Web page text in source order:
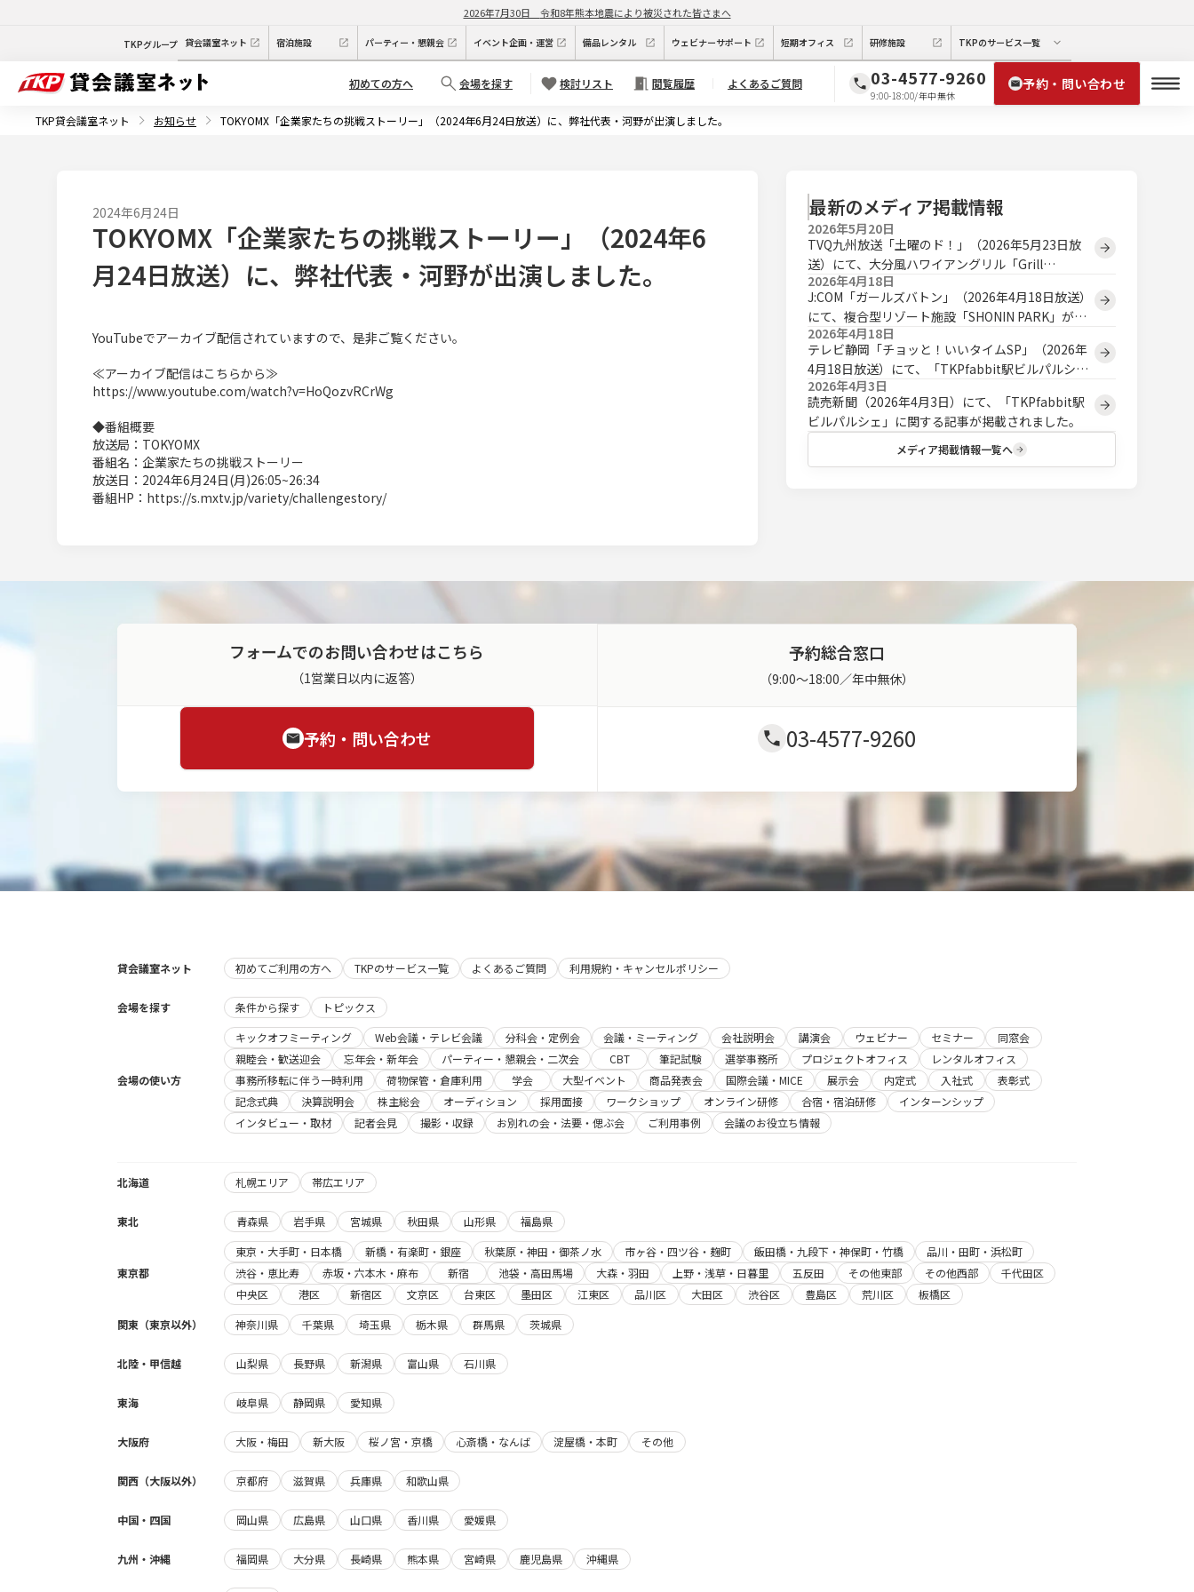
2026年7月30日 令和8年熊本地震により被災された皆さまへ
TKPグループ 貸会議室ネット 宿泊施設 パーティー・懇親会 イベント企画・運営 備品レンタル ウェビナーサポート 短期オフィス 研修施設 TKPのサービス一覧
初めての方へ 会場を探す 検討リスト 閲覧履歴 よくあるご質問 03-4577-9260
9:00-18:00/年中無休
予約・問い合わせ
TKP貸会議室ネット お知らせ TOKYOMX「企業家たちの挑戦ストーリー」（2024年6月24日放送）に、弊社代表・河野が出演しました。
2024年6月24日
TOKYOMX「企業家たちの挑戦ストーリー」（2024年6
月24日放送）に、弊社代表・河野が出演しました。
YouTubeでアーカイブ配信されていますので、是非ご覧ください。
≪アーカイブ配信はこちらから≫
https://www.youtube.com/watch?v=HoQozvRCrWg
◆番組概要
放送局：TOKYOMX
番組名：企業家たちの挑戦ストーリー
放送日：2024年6月24日(月)26:05~26:34
番組HP：https://s.mxtv.jp/variety/challengestory/
最新のメディア掲載情報
2026年5月20日
TVQ九州放送「土曜のド！」（2026年5月23日放
送）にて、大分風ハワイアングリル「Grill
Takka」が取り上げられます。
2026年4月18日
J:COM「ガールズバトン」（2026年4月18日放送）
にて、複合型リゾート施設「SHONIN PARK」が取
り上げられました。
2026年4月18日
テレビ静岡「チョッと！いいタイムSP」（2026年
4月18日放送）にて、「TKPfabbit駅ビルパルシ
ェ」が取り上げられました。
2026年4月3日
読売新聞（2026年4月3日）にて、「TKPfabbit駅
ビルパルシェ」に関する記事が掲載されました。
メディア掲載情報一覧へ
フォームでのお問い合わせはこちら
（1営業日以内に返答）
予約・問い合わせ
予約総合窓口
（9:00～18:00／年中無休）
03-4577-9260
貸会議室ネット 初めてご利用の方へ TKPのサービス一覧 よくあるご質問 利用規約・キャンセルポリシー
会場を探す 条件から探す トピックス
会場の使い方
キックオフミーティング Web会議・テレビ会議 分科会・定例会 会議・ミーティング 会社説明会 講演会 ウェビナー セミナー
同窓会
親睦会・歓送迎会
忘年会・新年会 パーティー・懇親会・二次会 CBT 筆記試験 選挙事務所 プロジェクトオフィス
レンタルオフィス
事務所移転に伴う一時利用
荷物保管・倉庫利用 学会 大型イベント 商品発表会 国際会議・MICE 展示会 内定式 入社式
表彰式
記念式典
決算説明会 株主総会 オーディション 採用面接 ワークショップ オンライン研修 合宿・宿泊研修
インターンシップ
インタビュー・取材
記者会見 撮影・収録 お別れの会・法要・偲ぶ会 ご利用事例 会議のお役立ち情報
北海道 札幌エリア 帯広エリア
東北 青森県 岩手県 宮城県 秋田県 山形県 福島県
東京都
東京・大手町・日本橋 新橋・有楽町・銀座 秋葉原・神田・御茶ノ水 市ヶ谷・四ツ谷・麹町 飯田橋・九段下・神保町・竹橋
品川・田町・浜松町
渋谷・恵比寿
赤坂・六本木・麻布 新宿 池袋・高田馬場 大森・羽田 上野・浅草・日暮里 五反田 その他東部 その他西部
千代田区
中央区
港区 新宿区 文京区 台東区 墨田区 江東区 品川区 大田区 渋谷区 豊島区 荒川区
板橋区
関東（東京以外）
神奈川県 千葉県 埼玉県 栃木県 群馬県 茨城県
北陸・甲信越 山梨県 長野県 新潟県 富山県 石川県
東海 岐阜県 静岡県 愛知県
大阪府 大阪・梅田 新大阪 桜ノ宮・京橋 心斎橋・なんば 淀屋橋・本町 その他
関西（大阪以外） 京都府 滋賀県 兵庫県 和歌山県
中国・四国 岡山県 広島県 山口県 香川県 愛媛県
九州・沖縄 福岡県 大分県 長崎県 熊本県 宮崎県 鹿児島県 沖縄県